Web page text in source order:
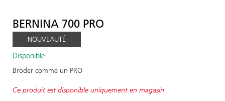
BERNINA 700 PRO
NOUVEAUTÉ
Disponible
Broder comme un PRO
Ce produit est disponible uniquement en magasin